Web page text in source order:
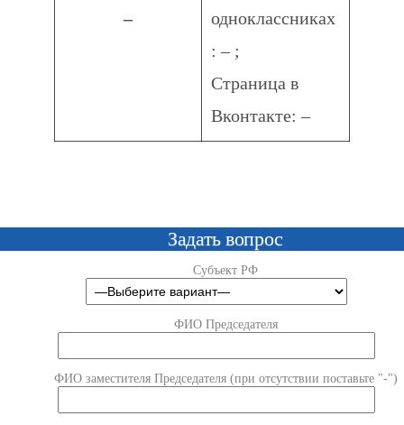
–
одноклассниках
: – ;
Страница в
Вконтакте: –
Задать вопрос
Субъект РФ
ФИО Председателя
ФИО заместителя Председателя (при отсутствии поставьте "-")